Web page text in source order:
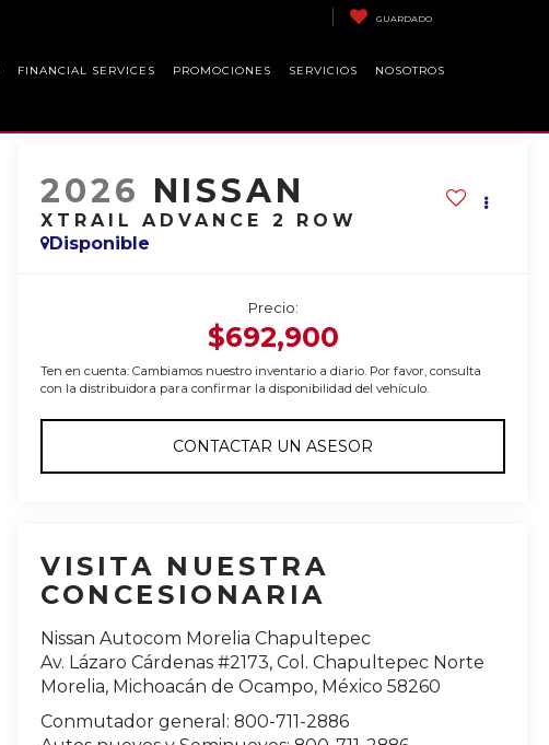
GUARDADO
FINANCIAL SERVICES PROMOCIONES SERVICIOS NOSOTROS
2026 NISSAN
XTRAIL ADVANCE 2 ROW
Disponible
Precio:
$692,900
Ten en cuenta: Cambiamos nuestro inventario a diario. Por favor, consulta
con la distribuidora para confirmar la disponibilidad del vehículo.
CONTACTAR UN ASESOR
VISITA NUESTRA
CONCESIONARIA
Nissan Autocom Morelia Chapultepec
Av. Lázaro Cárdenas #2173, Col. Chapultepec Norte
Morelia, Michoacán de Ocampo, México 58260
Conmutador general:800-711-2886